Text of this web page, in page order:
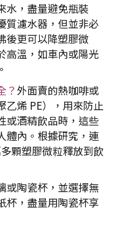
水，盡量避免瓶裝
質濾水器，但並非必
後更可以降塑膠微
高溫，如車內或陽光
？外面賣的熱咖啡或
乙烯 PE），用來防止
或酒精飲品時，這些
體內。根據研究，連
顆塑膠微粒釋放到飲
或陶瓷杯，並選擇無
杯，盡量用陶瓷杯享